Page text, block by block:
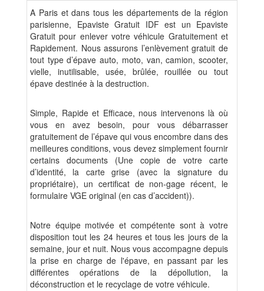
A Paris et dans tous les départements de la région
parisienne, Epaviste Gratuit IDF est un Epaviste
Gratuit pour enlever votre véhicule Gratuitement et
Rapidement. Nous assurons l’enlèvement gratuit de
tout type d’épave auto, moto, van, camion, scooter,
vielle, inutilisable, usée, brûlée, rouillée ou tout
épave destinée à la destruction.
Simple, Rapide et Efficace, nous intervenons là où
vous en avez besoin, pour vous débarrasser
gratuitement de l’épave qui vous encombre dans des
meilleures conditions, vous devez simplement fournir
certains documents (Une copie de votre carte
d’identité, la carte grise (avec la signature du
propriétaire), un certificat de non-gage récent, le
formulaire VGE original (en cas d’accident)).
Notre équipe motivée et compétente sont à votre
disposition tout les 24 heures et tous les jours de la
semaine, jour et nuit. Nous vous accompagne depuis
la prise en charge de l'épave, en passant par les
différentes opérations de la dépollution, la
déconstruction et le recyclage de votre véhicule.